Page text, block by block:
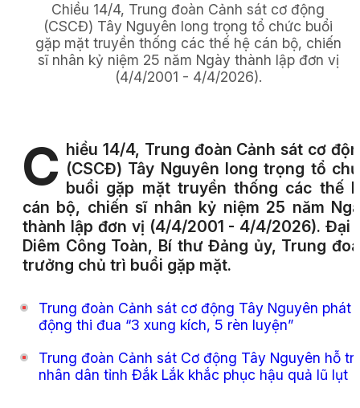
Chiều 14/4, Trung đoàn Cảnh sát cơ động
(CSCĐ) Tây Nguyên long trọng tổ chức buổi
gặp mặt truyền thống các thế hệ cán bộ, chiến
sĩ nhân kỷ niệm 25 năm Ngày thành lập đơn vị
(4/4/2001 - 4/4/2026).
C hiều 14/4, Trung đoàn Cảnh sát cơ
(CSCĐ) Tây Nguyên long trọng tổ
buổi gặp mặt truyền thống các thế
cán bộ, chiến sĩ nhân kỷ niệm 25 năm
thành lập đơn vị (4/4/2001 - 4/4/2026). Đại
Diêm Công Toàn, Bí thư Đảng ủy, Trung
trưởng chủ trì buổi gặp mặt.
Trung đoàn Cảnh sát cơ động Tây Nguyên phát
động thi đua “3 xung kích, 5 rèn luyện”
Trung đoàn Cảnh sát Cơ động Tây Nguyên hỗ
nhân dân tỉnh Đắk Lắk khắc phục hậu quả lũ lụt